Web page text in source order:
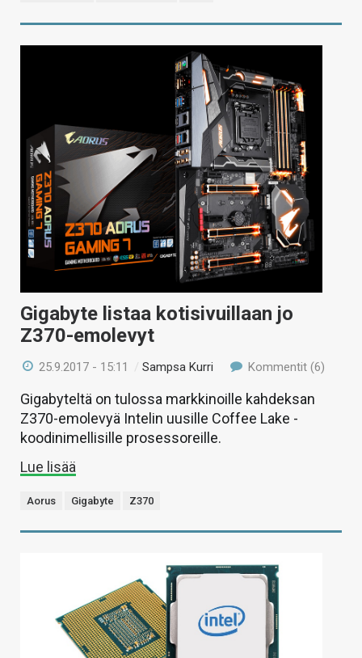
Gigabyte listaa kotisivuillaan jo
Z370-emolevyt
25.9.2017 - 15:11 /Sampsa Kurri Kommentit (6)
Gigabyteltä on tulossa markkinoille kahdeksan
Z370-emolevyä Intelin uusille Coffee Lake -
koodinimellisille prosessoreille.
Lue lisää
Aorus Gigabyte Z370